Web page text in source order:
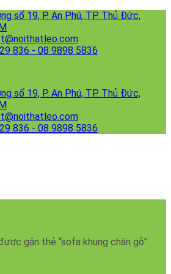
số 19, P. An Phú, TP. Thủ Đức,
836 - 08 9898 5836
số 19, P. An Phú, TP. Thủ Đức,
836 - 08 9898 5836
gắn thẻ “sofa khung chân gỗ”